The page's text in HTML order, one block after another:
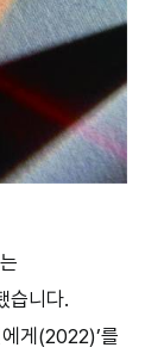
습니다.
게(2022)’를